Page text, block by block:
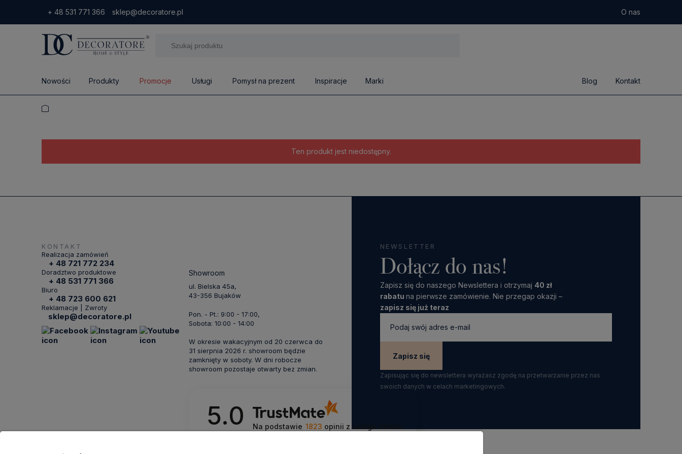
+ 48 531 771 366 sklep@decoratore.pl O nas
Nowości Produkty Promocje Usługi Pomysł na prezent Inspiracje Marki Blog Kontakt
Ten produkt jest niedostępny.
NEWSLETTER
Dołącz do nas!
Zapisz się do naszego Newslettera i otrzymaj 40 zł
rabatu na pierwsze zamówienie. Nie przegap okazji –
zapisz się już teraz
Zapisz się
Zapisując się do newslettera wyrażasz zgodę na przetwarzanie przez nas
swoich danych w celach marketingowych.
KONTAKT
Realizacja zamówień
+ 48 721 772 234
Doradztwo produktowe
+ 48 531 771 366
Biuro
+ 48 723 600 621
Reklamacje | Zwroty
sklep@decoratore.pl
Showroom
ul. Bielska 45a,
43-356 Bujaków
Pon. - Pt.: 9:00 - 17:00,
Sobota: 10:00 - 14:00
W okresie wakacyjnym od 20 czerwca do
31 sierpnia 2026 r. showroom będzie
zamknięty w soboty. W dni robocze
showroom pozostaje otwarty bez zmian.
5.0 Na podstawie 1823 opinii z całego okresu